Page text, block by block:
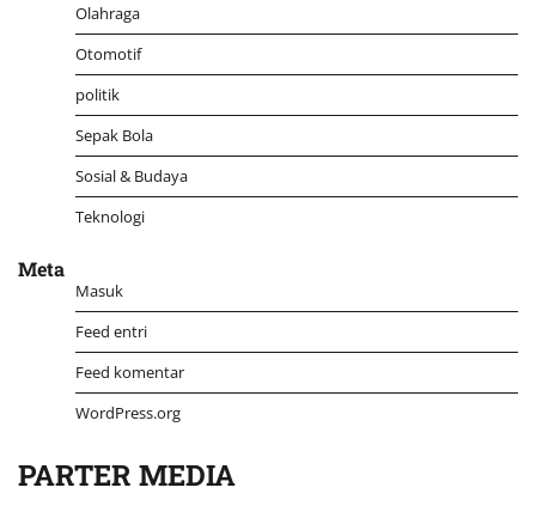
Olahraga
Otomotif
politik
Sepak Bola
Sosial & Budaya
Teknologi
Meta
Masuk
Feed entri
Feed komentar
WordPress.org
PARTER MEDIA